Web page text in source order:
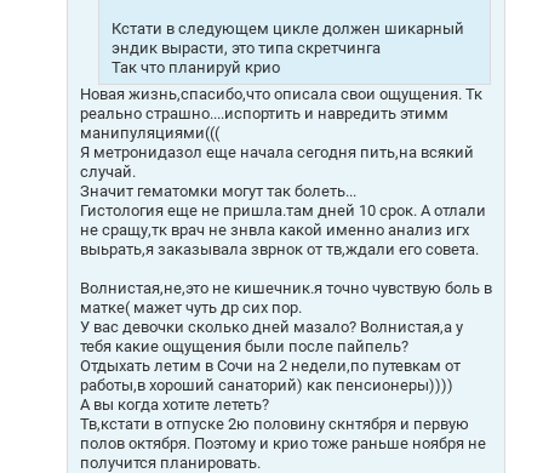
Кстати в следующем цикле должен шикарный
эндик вырасти, это типа скретчинга
Так что планируй крио
Новая жизнь,спасибо,что описала свои ощущения. Тк
реально страшно....испортить и навредить этимм
манипуляциями(((
Я метронидазол еще начала сегодня пить,на всякий
случай.
Значит гематомки могут так болеть...
Гистология еще не пришла.там дней 10 срок. А отлали
не сращу,тк врач не знвла какой именно анализ игх
выьрать,я заказывала зврнок от тв,ждали его совета.
Волнистая,не,это не кишечник.я точно чувствую боль в
матке( мажет чуть др сих пор.
У вас девочки сколько дней мазало? Волнистая,а у
тебя какие ощущения были после пайпель?
Отдыхать летим в Сочи на 2 недели,по путевкам от
работы,в хороший санаторий) как пенсионеры))))
А вы когда хотите лететь?
Тв,кстати в отпуске 2ю половину скнтября и первую
полов октября. Поэтому и крио тоже раньше ноября не
получится планировать.